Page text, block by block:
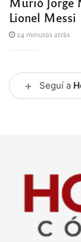
Lionel Messi
24 minutos atrás
+ Seguí a